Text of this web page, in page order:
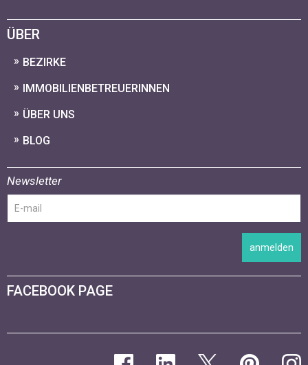
ÜBER
BEZIRKE
IMMOBILIENBETREUERINNEN
ÜBER UNS
BLOG
Newsletter
anmelden
FACEBOOK PAGE